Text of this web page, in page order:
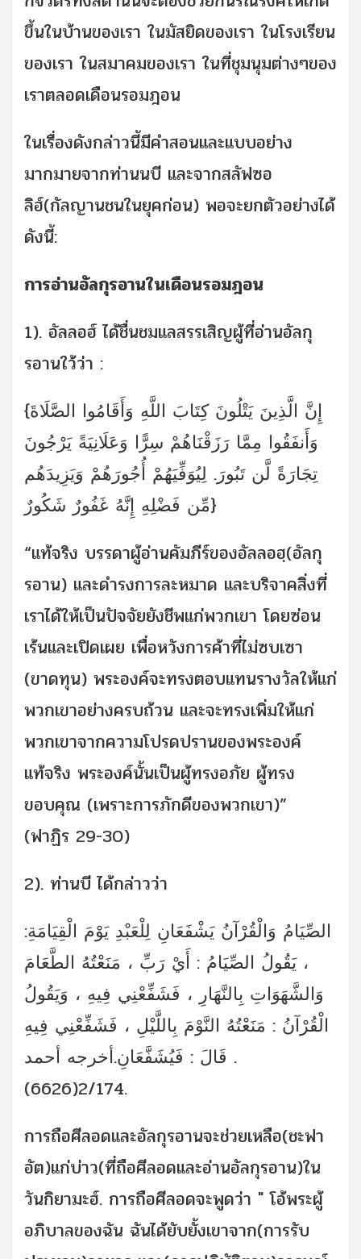
ขึ้นในบ้านของเรา ในมัสยิดของเรา ในโรงเรียน
ของเรา ในสมาคมของเรา ในที่ชุมนุมต่างๆของ
เราตลอดเดือนรอมฎอน
ในเรื่องดังกล่าวนี้มีคำสอนและแบบอย่าง
มากมายจากท่านนบี และจากสลัฟซอ
ลิฮ์(กัลญานชนในยุคก่อน) พอจะยกตัวอย่างได้
ดังนี้:
การอ่านอัลกุรอานในเดือนรอมฎอน
1). อัลลอฮ์ ได้ชื่นชมแลสรรเสิญผู้ที่อ่านอัลกุ
รอานใว้ว่า :
{إِنَّ الَّذِينَ يَتْلُونَ كِتَابَ اللَّهِ وَأَقَامُوا الصَّلَاةَ
وَأَنفَقُوا مِمَّا رَزَقْنَاهُمْ سِرًّا وَعَلَانِيَةً يَرْجُونَ
تِجَارَةً لَّن تَبُورَ. لِيُوَفِّيَهُمْ أُجُورَهُمْ وَيَزِيدَهُم
مِّن فَضْلِهِ إِنَّهُ غَفُورٌ شَكُورٌ}
“แท้จริง บรรดาผู้อ่านคัมภีร์ของอัลลอฮฺ(อัลกุ
รอาน) และดำรงการละหมาด และบริจาคสิ่งที่
เราได้ให้เป็นปัจจัยยังชีพแก่พวกเขา โดยซ่อน
เร้นและเปิดเผย เพื่อหวังการค้าที่ไม่ซบเซา
(ขาดทุน) พระองค์จะทรงตอบแทนรางวัลให้แก่
พวกเขาอย่างครบถ้วน และจะทรงเพิ่มให้แก่
พวกเขาจากความโปรดปรานของพระองค์
แท้จริง พระองค์นั้นเป็นผู้ทรงอภัย ผู้ทรง
ขอบคุณ (เพราะการภักดีของพวกเขา)”
(ฟาฏิร 29-30)
2). ท่านบี ได้กล่าวว่า
:الصِّيَامُ وَالْقُرْآنُ يَشْفَعَانِ لِلْعَبْدِ يَوْمَ الْقِيَامَةِ
، يَقُولُ الصِّيَامُ : أَيْ رَبِّ ، مَنَعْتُهُ الطَّعَامَ
وَالشَّهَوَاتِ بِالنَّهَارِ ، فَشَفِّعْنِي فِيهِ ، وَيَقُولُ
الْقُرْآنُ : مَنَعْتُهُ النَّوْمَ بِاللَّيْلِ ، فَشَفِّعْنِي فِيهِ
. قَالَ : فَيُشَفَّعَانِ.أخرجه أحمد
2/174(6626).
การถือศีลอดและอัลกุรอานจะช่วยเหลือ(ชะฟา
อัต)แก่บ่าว(ที่ถือศีลอดและอ่านอัลกุรอาน)ใน
วันกิยามะฮ์. การถือศีลอดจะพูดว่า " โอ้พระผู้
อภิบาลของฉัน ฉันได้ยับยั้งเขาจาก(การรับ